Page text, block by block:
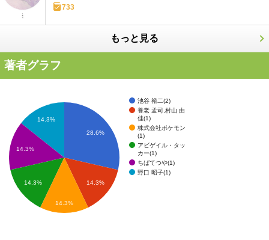
733
もっと見る
著者グラフ
池谷 裕二(2)
養老 孟司,村山 由
佳(1)
株式会社ポケモン
(1)
アビゲイル・タッ
カー(1)
ちばてつや(1)
野口 昭子(1)
28.6%
14.3%
14.3%
14.3%
14.3%
14.3%